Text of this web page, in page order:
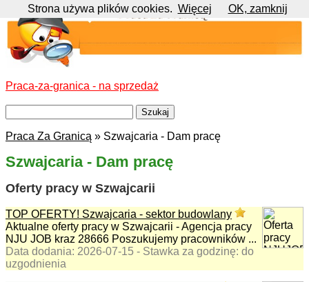
Praca-za-granica - na sprzedaż
Praca Za Granicą » Szwajcaria - Dam pracę
Szwajcaria - Dam pracę
Oferty pracy w Szwajcarii
TOP OFERTY! Szwajcaria - sektor budowlany
Aktualne oferty pracy w Szwajcarii - Agencja pracy
NJU JOB kraz 28666 Poszukujemy pracowników ...
Data dodania: 2026-07-15 - Stawka za godzinę: do
uzgodnienia
Strona używa plików cookies. Więcej OK, zamknij